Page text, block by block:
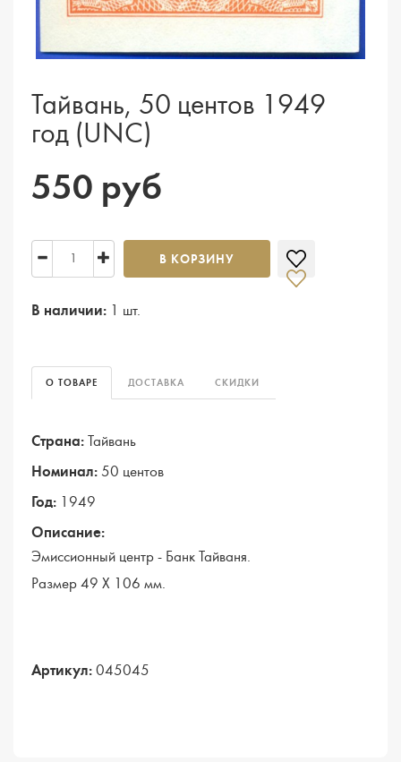
Тайвань, 50 центов 1949
год (UNC)
550 руб
В КОРЗИНУ
В наличии: 1 шт.
О ТОВАРЕ ДОСТАВКА СКИДКИ
Страна: Тайвань
Номинал: 50 центов
Год: 1949
Описание:
Эмиссионный центр - Банк Тайваня.
Размер 49 Х 106 мм.
Артикул: 045045